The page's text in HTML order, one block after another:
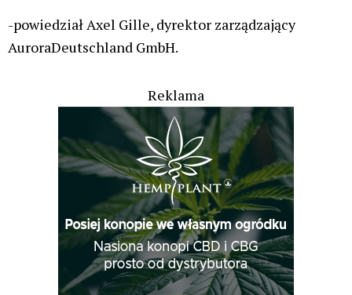
-powiedział Axel Gille, dyrektor zarządzający
AuroraDeutschland GmbH.
Reklama